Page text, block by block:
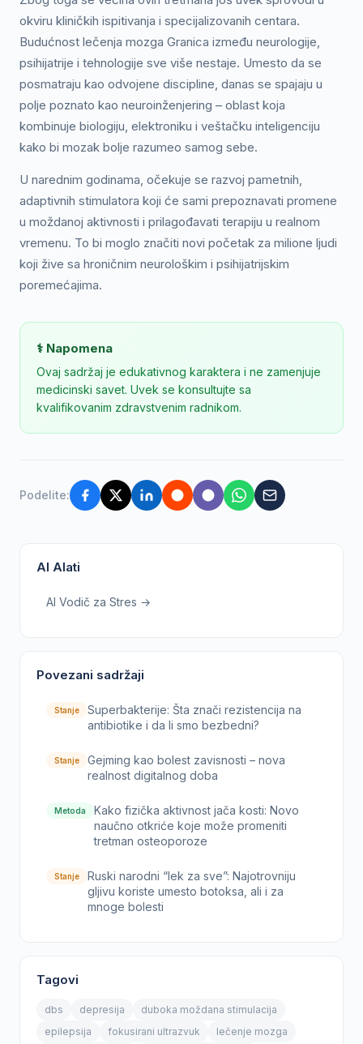
okviru kliničkih ispitivanja i specijalizovanih centara.
Budućnost lečenja mozga Granica između neurologije,
psihijatrije i tehnologije sve više nestaje. Umesto da se
posmatraju kao odvojene discipline, danas se spajaju u
polje poznato kao neuroinženjering – oblast koja
kombinuje biologiju, elektroniku i veštačku inteligenciju
kako bi mozak bolje razumeo samog sebe.
U narednim godinama, očekuje se razvoj pametnih,
adaptivnih stimulatora koji će sami prepoznavati promene
u moždanoj aktivnosti i prilagođavati terapiju u realnom
vremenu. To bi moglo značiti novi početak za milione ljudi
koji žive sa hroničnim neurološkim i psihijatrijskim
poremećajima.
⚕️ Napomena
Ovaj sadržaj je edukativnog karaktera i ne zamenjuje
medicinski savet. Uvek se konsultujte sa
kvalifikovanim zdravstvenim radnikom.
Podelite:
AI Alati
AI Vodič za Stres →
Povezani sadržaji
Stanje
Superbakterije: Šta znači rezistencija na
antibiotike i da li smo bezbedni?
Stanje
Gejming kao bolest zavisnosti – nova
realnost digitalnog doba
Metoda
Kako fizička aktivnost jača kosti: Novo
naučno otkriće koje može promeniti
tretman osteoporoze
Stanje
Ruski narodni “lek za sve”: Najotrovniju
gljivu koriste umesto botoksa, ali i za
mnoge bolesti
Tagovi
dbs depresija
duboka moždana stimulacija
epilepsija
fokusirani ultrazvuk
lečenje mozga